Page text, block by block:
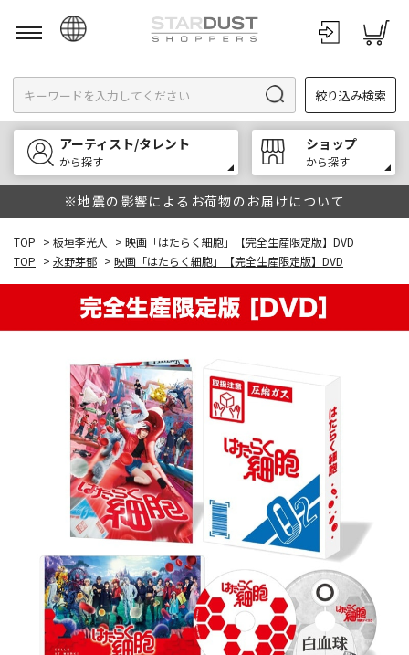
English
한국어
中文
絞り込み検索
アーティスト/タレント
から探す
ショップ
から探す
※地震の影響によるお荷物のお届けについて
TOP > 板垣李光人 > 映画「はたらく細胞」【完全生産限定版】DVD
TOP > 永野芽郁 > 映画「はたらく細胞」【完全生産限定版】DVD